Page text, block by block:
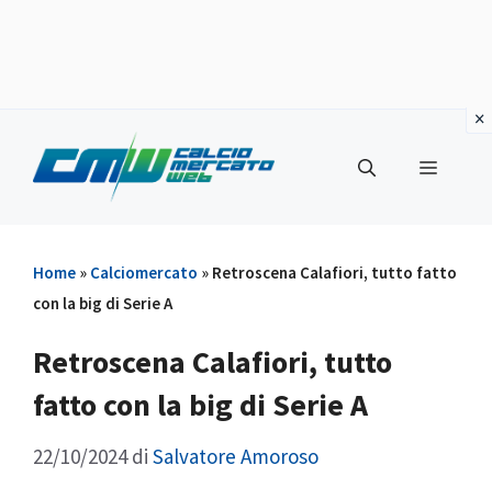
contenuto
Menu
Home » Calciomercato » Retroscena Calafiori, tutto fatto
con la big di Serie A
Retroscena Calafiori, tutto
fatto con la big di Serie A
22/10/2024 di Salvatore Amoroso